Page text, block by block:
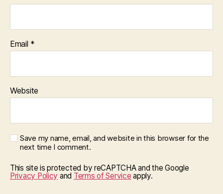
Email *
Website
Save my name, email, and website in this browser for the
next time I comment.
This site is protected by reCAPTCHA and the Google
Privacy Policy and Terms of Service apply.